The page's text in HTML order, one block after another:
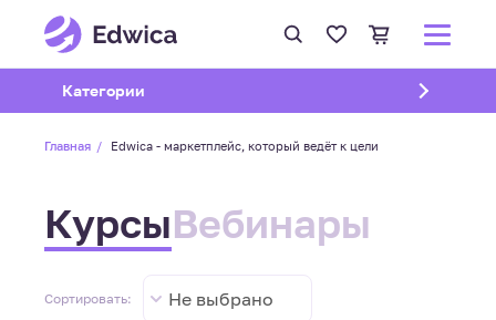
Открыть подменю
Категории
Главная Edwica - маркетплейс, который ведёт к цели
КурсыВебинары
Сортировать: Не выбрано